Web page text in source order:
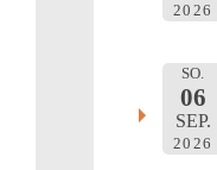
2026
SO.
06
SEP.
2026